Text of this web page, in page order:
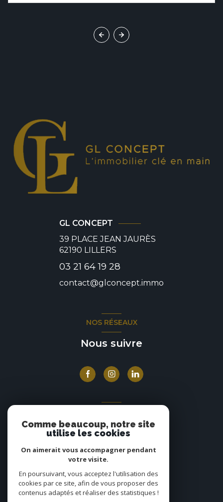
GL CONCEPT
39 PLACE JEAN JAURÈS
62190 LILLERS
03 21 64 19 28
contact@glconcept.immo
NOS RÉSEAUX
Nous suivre
Nous adhérons
Comme beaucoup, notre site
utilise les cookies
On aimerait vous accompagner pendant
votre visite.
En poursuivant, vous acceptez l'utilisation des
cookies par ce site, afin de vous proposer des
contenus adaptés et réaliser des statistiques !